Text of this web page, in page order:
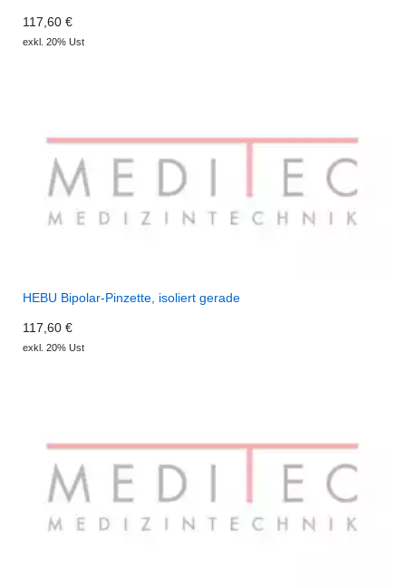
117,60 €
exkl. 20% Ust
HEBU Bipolar-Pinzette, isoliert gerade
117,60 €
exkl. 20% Ust